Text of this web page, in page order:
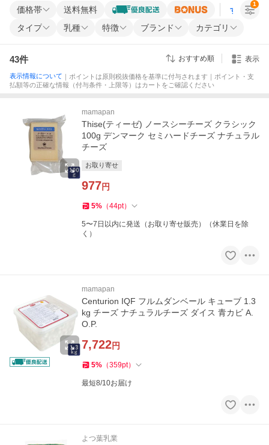
価格帯 送料無料 すべての条
タイプ 乳種 特徴 ブランド カテゴリ
1
43件 おすすめ順 表示
表示情報について ｜ポイントは原則税抜価格を基準に付与されます｜ポイント・支
払額等の正確な情報（付与条件・上限等）はカートをご確認ください
mamapan
Thise(ティーゼ) ノースシーチーズ クラシック
100g デンマーク セミハードチーズ ナチュラル
チーズ
お取り寄せ
977円
5% （44pt）
5〜7日以内に発送（お取り寄せ販売）（休業日を除
く）
mamapan
Centurion IQF フルムダンベール キューブ 1.3
kg チーズ ナチュラルチーズ ダイス 青カビ A.
O.P.
7,722円
5% （359pt）
最短8/10お届け
よつ葉乳業